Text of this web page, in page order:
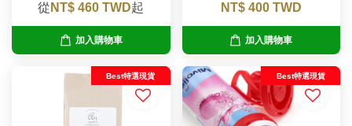
從 NT$ 460 TWD起
加入購物車
NT$ 400 TWD
加入購物車
Best特選現貨 Best特選現貨